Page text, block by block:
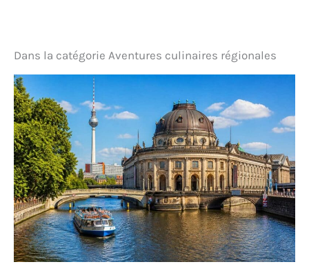
Dans la catégorie Aventures culinaires régionales